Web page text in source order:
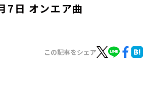
7日 オンエア曲
この記事をシェア